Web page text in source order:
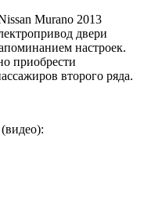
Murano 2013
двери
настроек.
приобрести
второго ряда.